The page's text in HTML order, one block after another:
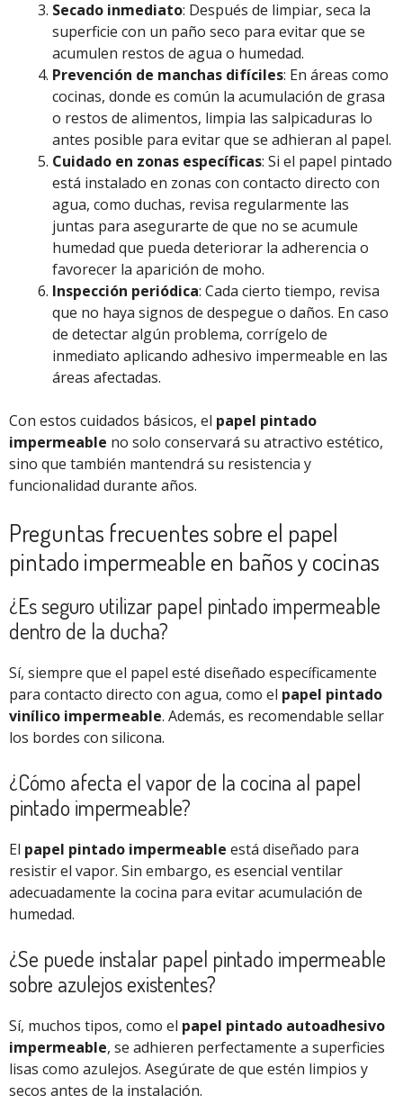
Secado inmediato: Después de limpiar, seca la
superficie con un paño seco para evitar que se
acumulen restos de agua o humedad.
Prevención de manchas difíciles: En áreas como
cocinas, donde es común la acumulación de grasa
o restos de alimentos, limpia las salpicaduras lo
antes posible para evitar que se adhieran al papel.
Cuidado en zonas específicas: Si el papel pintado
está instalado en zonas con contacto directo con
agua, como duchas, revisa regularmente las
juntas para asegurarte de que no se acumule
humedad que pueda deteriorar la adherencia o
favorecer la aparición de moho.
Inspección periódica: Cada cierto tiempo, revisa
que no haya signos de despegue o daños. En caso
de detectar algún problema, corrígelo de
inmediato aplicando adhesivo impermeable en las
áreas afectadas.
Con estos cuidados básicos, el papel pintado
impermeable no solo conservará su atractivo estético,
sino que también mantendrá su resistencia y
funcionalidad durante años.
Preguntas frecuentes sobre el papel
pintado impermeable en baños y cocinas
¿Es seguro utilizar papel pintado impermeable
dentro de la ducha?
Sí, siempre que el papel esté diseñado específicamente
para contacto directo con agua, como el papel pintado
vinílico impermeable. Además, es recomendable sellar
los bordes con silicona.
¿Cómo afecta el vapor de la cocina al papel
pintado impermeable?
El papel pintado impermeable está diseñado para
resistir el vapor. Sin embargo, es esencial ventilar
adecuadamente la cocina para evitar acumulación de
humedad.
¿Se puede instalar papel pintado impermeable
sobre azulejos existentes?
Sí, muchos tipos, como el papel pintado autoadhesivo
impermeable, se adhieren perfectamente a superficies
lisas como azulejos. Asegúrate de que estén limpios y
secos antes de la instalación.